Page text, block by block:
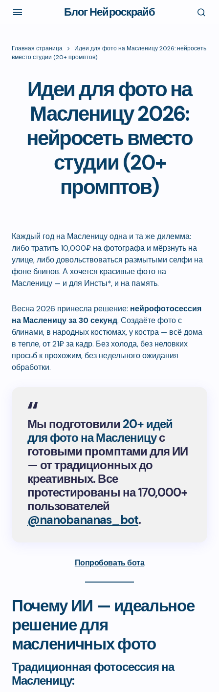
Блог Нейроскрайб
Главная страница
Идеи для фото на Масленицу 2026: нейросеть
вместо студии (20+ промптов)
Идеи для фото на
Масленицу 2026:
нейросеть вместо
студии (20+
промптов)
Каждый год на Масленицу одна и та же дилемма:
либо тратить 10,000₽ на фотографа и мёрзнуть на
улице, либо довольствоваться размытыми селфи на
фоне блинов. А хочется красивые фото на
Масленицу — и для Инсты*, и на память.
Весна 2026 принесла решение: нейрофотосессия
на Масленицу за 30 секунд. Создаёте фото с
блинами, в народных костюмах, у костра — всё дома
в тепле, от 21₽ за кадр. Без холода, без неловких
просьб к прохожим, без недельного ожидания
обработки.
Мы подготовили 20+ идей
для фото на Масленицус
готовыми промптами для ИИ
— от традиционных до
креативных. Все
протестированы на 170,000+
пользователей
@nanobananas_bot.
Попробовать бота
Почему ИИ — идеальное
решение для
масленичных фото
Традиционная фотосессия на
Масленицу: